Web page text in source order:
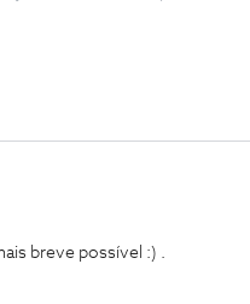
breve possível :) .